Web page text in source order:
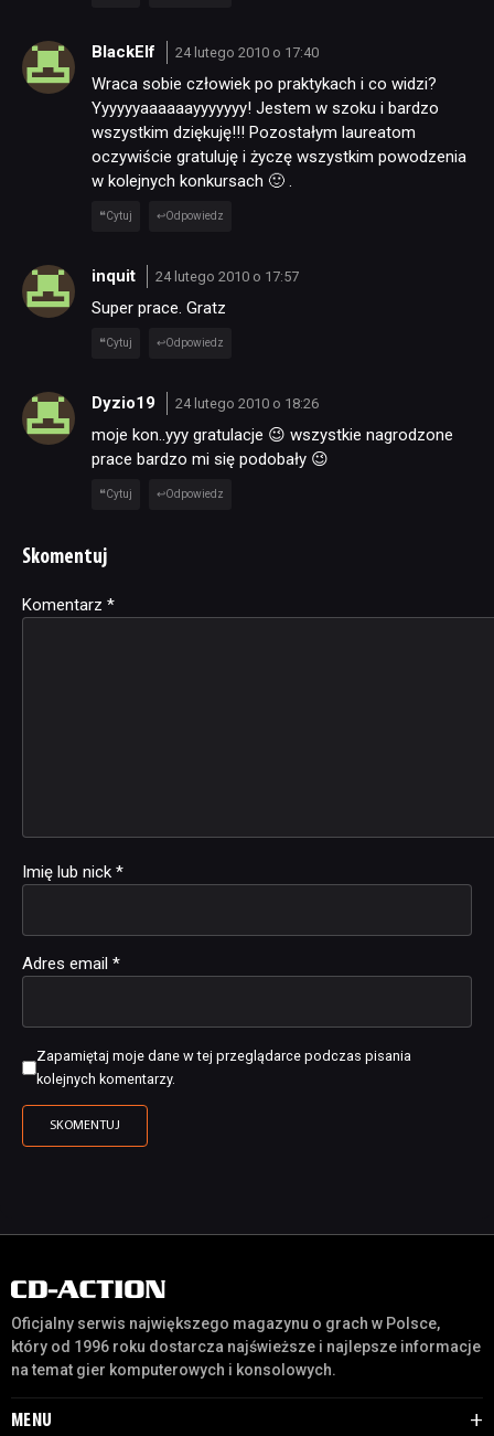
BlackElf 24 lutego 2010 o 17:40
Wraca sobie człowiek po praktykach i co widzi?
Yyyyyyaaaaaayyyyyyy! Jestem w szoku i bardzo
wszystkim dziękuję!!! Pozostałym laureatom
oczywiście gratuluję i życzę wszystkim powodzenia
w kolejnych konkursach 🙂 .
Cytuj Odpowiedz
inquit 24 lutego 2010 o 17:57
Super prace. Gratz
Cytuj Odpowiedz
Dyzio19 24 lutego 2010 o 18:26
moje kon..yyy gratulacje 😉 wszystkie nagrodzone
prace bardzo mi się podobały 😉
Cytuj Odpowiedz
Skomentuj
Komentarz *
Imię lub nick *
Adres email *
Zapamiętaj moje dane w tej przeglądarce podczas pisania
kolejnych komentarzy.
Alternative:
Oficjalny serwis największego magazynu o grach w Polsce,
który od 1996 roku dostarcza najświeższe i najlepsze informacje
na temat gier komputerowych i konsolowych.
MENU